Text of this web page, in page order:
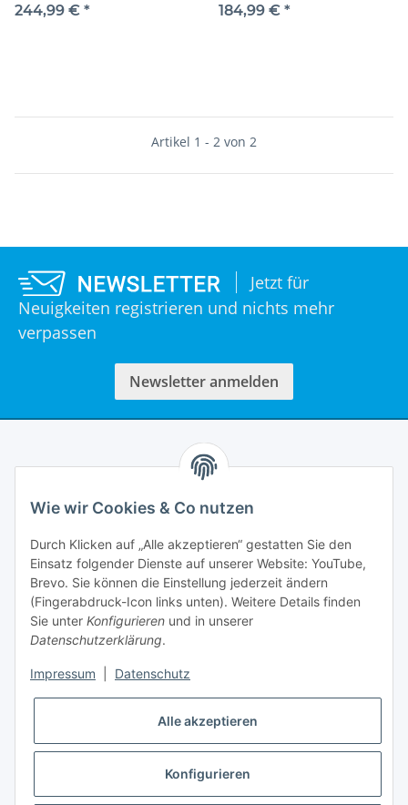
244,99 € *
184,99 € *
Artikel 1 - 2 von 2
Jetzt für
Neuigkeiten registrieren und nichts mehr
verpassen
Newsletter anmelden
Informationen
Mein Account
Adlerstraße 6
97199 Ochsenfurt
Deutschland
+49 152 22 47 67 54
(Telefonzeit von 16-18Uhr, bitte Kommunikation per E-Mail)
info@mahmoudishop.de
Wie wir Cookies & Co nutzen
Durch Klicken auf „Alle akzeptieren“ gestatten Sie den
Einsatz folgender Dienste auf unserer Website: YouTube,
Brevo. Sie können die Einstellung jederzeit ändern
(Fingerabdruck-Icon links unten). Weitere Details finden
Sie unter Konfigurieren und in unserer
Datenschutzerklärung.
Impressum Datenschutz
Alle akzeptieren
Konfigurieren